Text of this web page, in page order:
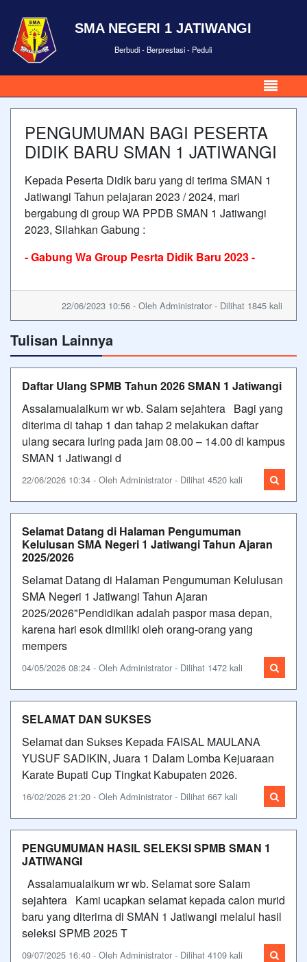
SMA NEGERI 1 JATIWANGI
Berbudi - Berprestasi - Peduli
PENGUMUMAN BAGI PESERTA
DIDIK BARU SMAN 1 JATIWANGI
Kepada Peserta Didik baru yang di terima SMAN 1
Jatiwangi Tahun pelajaran 2023 / 2024, mari
bergabung di group WA PPDB SMAN 1 Jatiwangi
2023, Silahkan Gabung :
- Gabung WaGroup Pesrta Didik Baru 2023 -
22/06/2023 10:56 - Oleh Administrator - Dilihat 1845 kali
Tulisan Lainnya
Daftar Ulang SPMB Tahun 2026 SMAN 1 Jatiwangi
Assalamualaikum wr wb. Salam sejahtera Bagi yang
diterima di tahap 1 dan tahap 2 melakukan daftar
ulang secara luring pada jam 08.00 – 14.00 di kampus
SMAN 1 Jatiwangi d
22/06/2026 10:34 - Oleh Administrator - Dilihat 4520 kali
Selamat Datang di Halaman Pengumuman
Kelulusan SMA Negeri 1 Jatiwangi Tahun Ajaran
2025/2026
Selamat Datang di Halaman Pengumuman Kelulusan
SMA Negeri 1 Jatiwangi Tahun Ajaran
2025/2026"Pendidikan adalah paspor masa depan,
karena hari esok dimiliki oleh orang-orang yang
mempers
04/05/2026 08:24 - Oleh Administrator - Dilihat 1472 kali
SELAMAT DAN SUKSES
Selamat dan Sukses Kepada FAISAL MAULANA
YUSUF SADIKIN, Juara 1 Dalam Lomba Kejuaraan
Karate Bupati Cup Tingkat Kabupaten 2026.
16/02/2026 21:20 - Oleh Administrator - Dilihat 667 kali
PENGUMUMAN HASIL SELEKSI SPMB SMAN 1
JATIWANGI
Assalamualaikum wr wb. Selamat sore Salam
sejahtera Kami ucapkan selamat kepada calon murid
baru yang diterima di SMAN 1 Jatiwangi melalui hasil
seleksi SPMB 2025 T
09/07/2025 16:40 - Oleh Administrator - Dilihat 4109 kali